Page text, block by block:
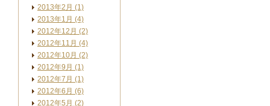
2013年2月 (1)
2013年1月 (4)
2012年12月 (2)
2012年11月 (4)
2012年10月 (2)
2012年9月 (1)
2012年7月 (1)
2012年6月 (6)
2012年5月 (2)